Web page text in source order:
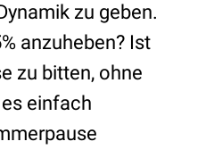
zu geben.
anzuheben? Ist
zu bitten, ohne
einfach